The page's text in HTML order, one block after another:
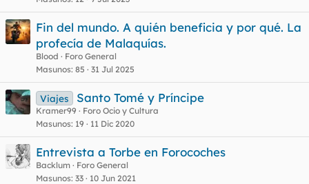
Fin del mundo. A quién beneficia y por qué. La
profecía de Malaquías.
Blood
Foro General
Masunos 85 31 Jul 2025
Viajes Santo Tomé y Príncipe
Kramer99
Foro Ocio y Cultura
Masunos 19 11 Dic 2020
Entrevista a Torbe en Forocoches
Backlum
Foro General
Masunos 33 10 Jun 2021